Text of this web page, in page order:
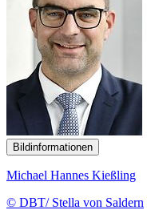
Bildinformationen
Michael Hannes Kießling
© DBT/ Stella von Saldern